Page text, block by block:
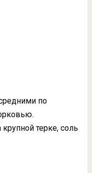
по
терке, соль